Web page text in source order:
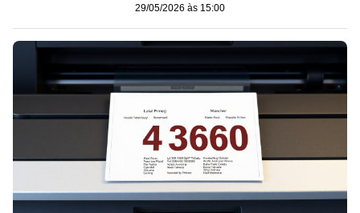
29/05/2026 às 15:00